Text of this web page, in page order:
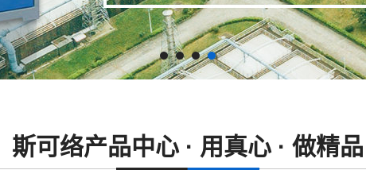
斯可络产品中心 · 用真心 · 做精品